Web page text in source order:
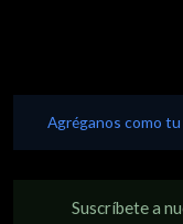
Agréganos como
Suscríbete a